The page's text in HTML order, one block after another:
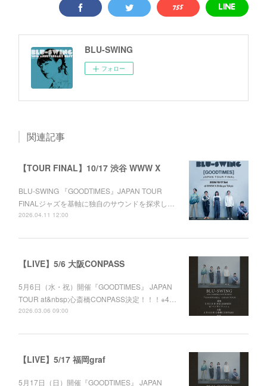
BLU-SWING
フォロー
関連記事
【TOUR FINAL】10/17 渋谷 WWW X
BLU-SWING 『GOODTIMES』JAPAN TOUR
FINALジャズを基軸に独自のサウンドを探求し…
2026.04.11 12:00
【LIVE】5/6 大阪CONPASS
5月6日（水・祝）開催『GOODTIMES』 JAPAN
TOUR at&nbsp;心斎橋CONPASS決定！！！※4…
2026.03.06 09:00
【LIVE】5/17 福岡graf
5月17日（日）開催『GOODTIMES』 JAPAN